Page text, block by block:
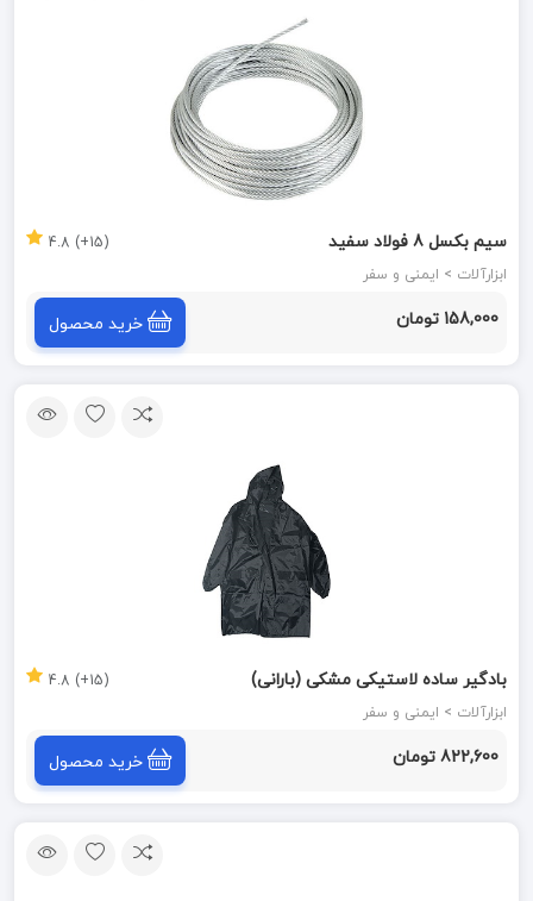
سیم بکسل 8 فولاد سفید
ابزارآلات > ایمنی و سفر
(15+) 4.8
158,000 تومان خرید محصول
بادگیر ساده لاستیکی مشکی (بارانی)
ابزارآلات > ایمنی و سفر
(15+) 4.8
822,600 تومان خرید محصول